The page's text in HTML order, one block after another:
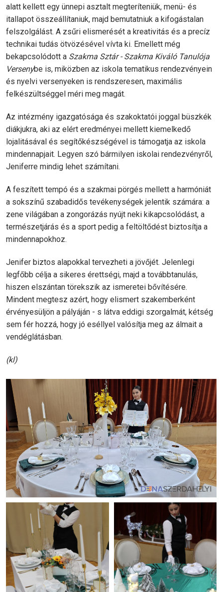
alatt kellett egy ünnepi asztalt megteríteniük, menü- és
itallapot összeállítaniuk, majd bemutatniuk a kifogástalan
felszolgálást. A zsűri elismerését a kreativitás és a precíz
technikai tudás ötvözésével vívta ki. Emellett még
bekapcsolódott a Szakma Sztár - Szakma Kiváló Tanulója
Versenybe is, miközben az iskola tematikus rendezvényein
és nyelvi versenyeken is rendszeresen, maximális
felkészültséggel méri meg magát.
Az intézmény igazgatósága és szakoktatói joggal büszkék
diákjukra, aki az elért eredményei mellett kiemelkedő
lojalitásával és segítőkészségével is támogatja az iskola
mindennapjait. Legyen szó bármilyen iskolai rendezvényről,
Jeniferre mindig lehet számítani.
A feszített tempó és a szakmai pörgés mellett a harmóniát
a sokszínű szabadidős tevékenységek jelentik számára: a
zene világában a zongorázás nyújt neki kikapcsolódást, a
természetjárás és a sport pedig a feltöltődést biztosítja a
mindennapokhoz.
Jenifer biztos alapokkal tervezheti a jövőjét. Jelenlegi
legfőbb célja a sikeres érettségi, majd a továbbtanulás,
hiszen elszántan törekszik az ismeretei bővítésére.
Mindent megtesz azért, hogy elismert szakemberként
érvényesüljön a pályáján - s látva eddigi szorgalmát, kétség
sem fér hozzá, hogy jó eséllyel valósítja meg az álmait a
vendéglátásban.
(kl)